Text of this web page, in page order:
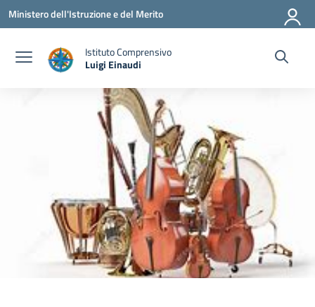
Vai ai contenuti
Vai al menu di navigazione
Vai al footer
Ministero dell'Istruzione e del Merito
Istituto Comprensivo
Luigi Einaudi
— Visita la pagina iniziale della scuola